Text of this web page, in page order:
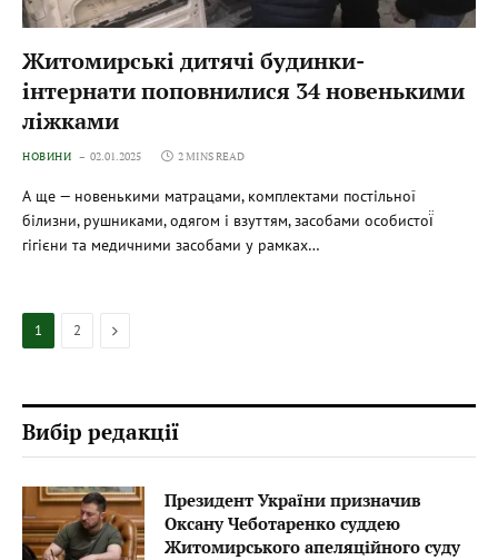
Житомирські дитячі будинки-
інтернати поповнилися 34 новенькими
ліжками
НОВИНИ 02.01.2025 2 MINS READ
А ще — новенькими матрацами, комплектами постільної
білизни, рушниками, одягом і взуттям, засобами особистої̈
гігієни та медичними засобами у рамках…
1 2 Next
Вибір редакції
Президент України призначив
Оксану Чеботаренко суддею
Житомирського апеляційного суду